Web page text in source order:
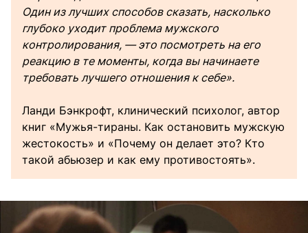
Один из лучших способов сказать, насколько
глубоко уходит проблема мужского
контролирования, — это посмотреть на его
реакцию в те моменты, когда вы начинаете
требовать лучшего отношения к себе».
Ланди Бэнкрофт, клинический психолог, автор
книг «Мужья-тираны. Как остановить мужскую
жестокость» и «Почему он делает это? Кто
такой абьюзер и как ему противостоять».